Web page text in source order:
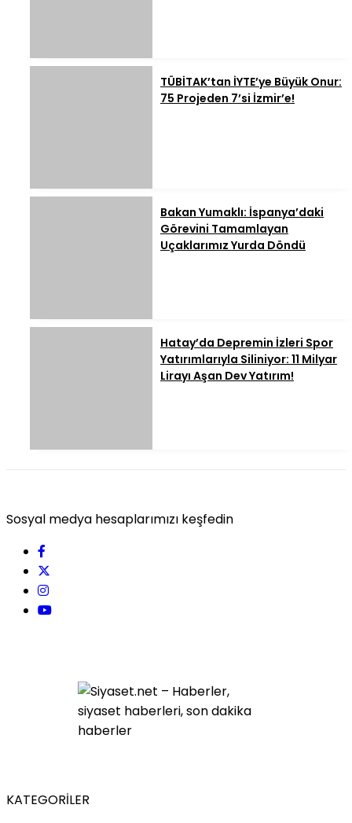
TÜBİTAK’tan İYTE’ye Büyük Onur:
75 Projeden 7’si İzmir’e!
Bakan Yumaklı: İspanya’daki
Görevini Tamamlayan
Uçaklarımız Yurda Döndü
Hatay’da Depremin İzleri Spor
Yatırımlarıyla Siliniyor: 11 Milyar
Lirayı Aşan Dev Yatırım!
Sosyal medya hesaplarımızı keşfedin
KATEGORİLER